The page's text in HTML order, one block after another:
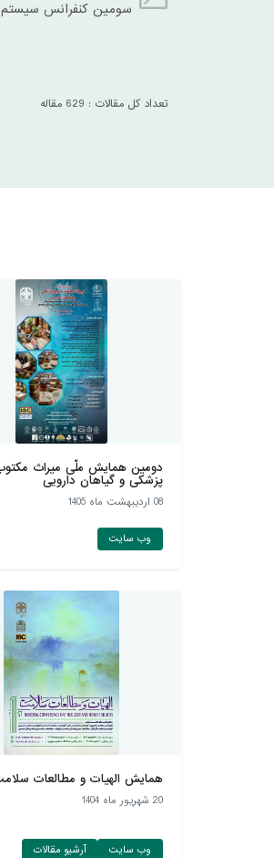
سومين کنفرانس
تعداد کل مقالات : 629 مقاله
دومین همایش ملّی میراث
پزشکی و گیاهان دارويی
08 ارديبهشت ماه 1405
وب سایت
همایش الهیات و مطالعات
20 شهريور ماه 1404
وب سایت آرشیو مقالات